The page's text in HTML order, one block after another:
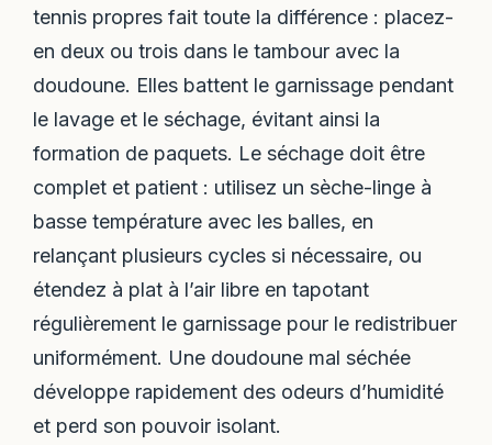
tennis propres fait toute la différence : placez-
en deux ou trois dans le tambour avec la
doudoune. Elles battent le garnissage pendant
le lavage et le séchage, évitant ainsi la
formation de paquets. Le séchage doit être
complet et patient : utilisez un sèche-linge à
basse température avec les balles, en
relançant plusieurs cycles si nécessaire, ou
étendez à plat à l’air libre en tapotant
régulièrement le garnissage pour le redistribuer
uniformément. Une doudoune mal séchée
développe rapidement des odeurs d’humidité
et perd son pouvoir isolant.